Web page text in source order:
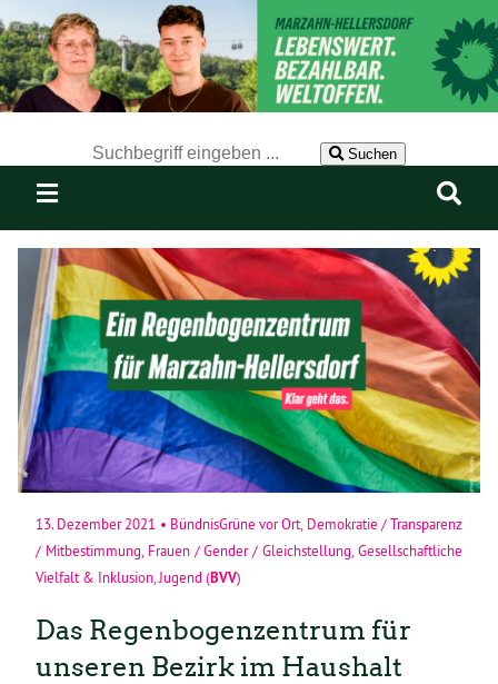
Suchen
13. Dezember 2021 • BündnisGrüne vor Ort Demokratie / Transparenz
/ Mitbestimmung Frauen / Gender / Gleichstellung ,Gesellschaftliche
Vielfalt & Inklusion Jugend (BVV)
Das Regenbogenzentrum für
unseren Bezirk im Haushalt